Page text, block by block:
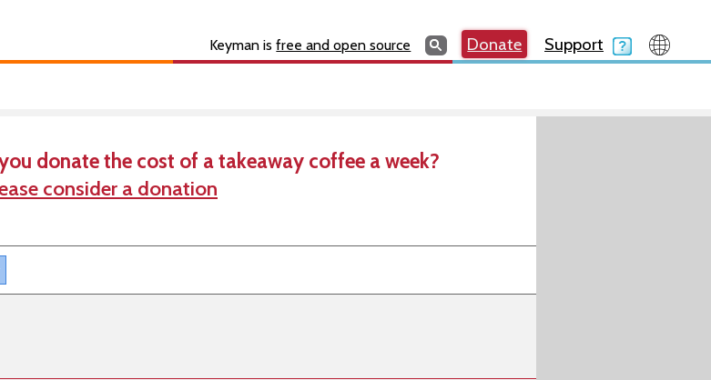
Keyman isfree and open source SearchSearchDonate Support
Search
donate the cost of a takeaway coffee a week?
consider a donation